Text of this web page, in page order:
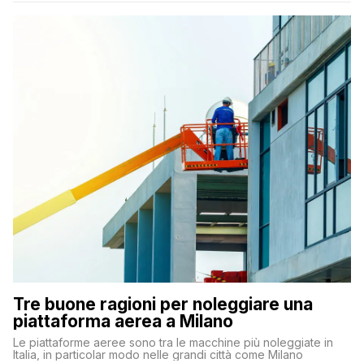
Tre buone ragioni per noleggiare una
piattaforma aerea a Milano
Le piattaforme aeree sono tra le macchine più noleggiate in
Italia, in particolar modo nelle grandi città come Milano